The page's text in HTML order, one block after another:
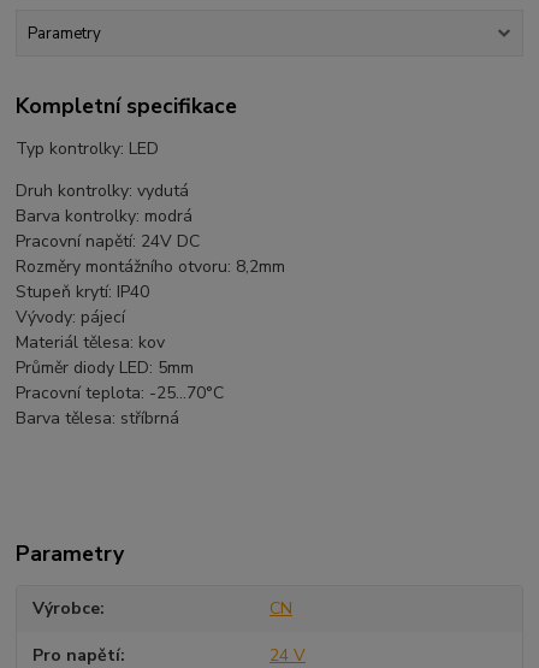
Parametry
Kompletní specifikace
Typ kontrolky: LED
Druh kontrolky: vydutá
Barva kontrolky: modrá
Pracovní napětí: 24V DC
Rozměry montážního otvoru: 8,2mm
Stupeň krytí: IP40
Vývody: pájecí
Materiál tělesa: kov
Průměr diody LED: 5mm
Pracovní teplota: -25...70°C
Barva tělesa: stříbrná
Parametry
Výrobce CN
Pro napětí 24 V